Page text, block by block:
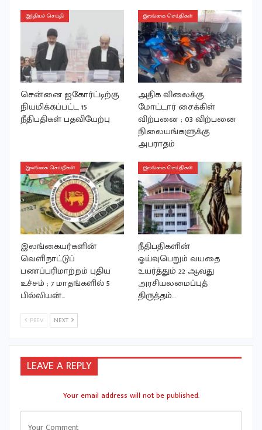
இந்தியச் செய்தி
சென்னை ஐகோர்ட்டிற்கு
நியமிக்கப்பட்ட 15
நீதிபதிகள் பதவியேற்பு
இலங்கை செய்திகள்
அதிக விலைக்கு
மோட்டார் சைக்கிள்
விற்பனை ; 03 விற்பனை
நிலையங்களுக்கு
அபராதம்
இலங்கை செய்திகள்
இலங்கையர்களின்
வெளிநாட்டுப்
பணப்பரிமாற்றம் புதிய
உச்சம் ; 7 மாதங்களில் 5
பில்லியன்…
இலங்கை செய்திகள்
நீதிபதிகளின்
ஓய்வுபெறும் வயதை
உயர்த்தும் 22 ஆவது
அரசியலமைப்புத்
திருத்தம்…
PREV NEXT
LEAVE A REPLY
Your email address will not be published.